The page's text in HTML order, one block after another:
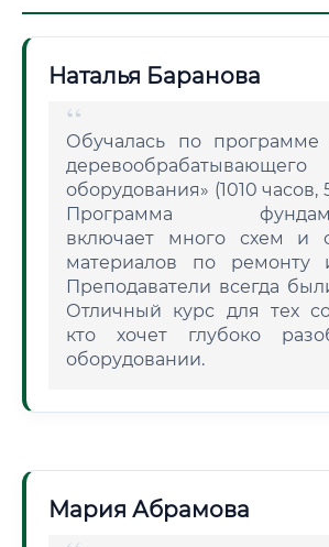
Наталья Баранова
Обучалась по программе
деревообрабатывающего
оборудования» (1010 часов,
Программа
включает много схем и
материалов по ремонту
Преподаватели всегда
Отличный курс для тех
кто хочет глубоко
оборудовании.
Мария Абрамова